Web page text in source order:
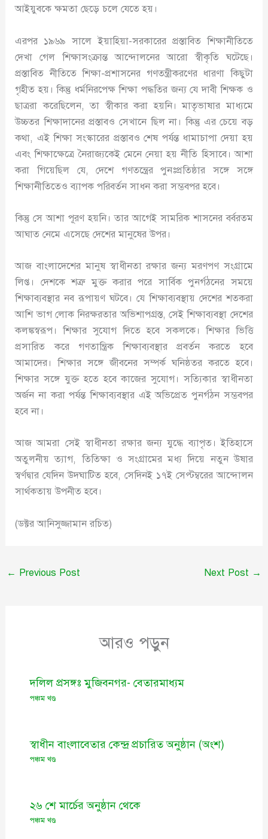
আইয়ুবকে ক্ষমতা ছেড়ে চলে যেতে হয়।
এরপর ১৯৬৯ সালে ইয়াহিয়া-সরকারের প্রস্তাবিত শিক্ষানীতিতে
দেখা গেল শিক্ষাসংক্রান্ত আন্দোলনের আরো স্বীকৃতি ঘটেছে।
প্রস্তাবিত নীতিতে শিক্ষা-প্রশাসনের গণতন্ত্রীকরণের ধারণা কিছুটা
গৃহীত হয়। কিন্তু ধর্মনিরপেক্ষ শিক্ষা পদ্ধতির জন্য যে দাবী শিক্ষক ও
ছাত্ররা করেছিলেন, তা স্বীকার করা হয়নি। মাতৃভাষার মাধ্যমে
উচ্চতর শিক্ষাদানের প্রস্তাবও সেখানে ছিল না। কিন্তু এর চেয়ে বড়
কথা, এই শিক্ষা সংস্কারের প্রস্তাবও শেষ পর্যন্ত ধামাচাপা দেয়া হয়
এবং শিক্ষাক্ষেত্রে নৈরাজ্যকেই মেনে নেয়া হয় নীতি হিসাবে। আশা
করা গিয়েছিল যে, দেশে গণতন্ত্রের পুনঃপ্রতিষ্ঠার সঙ্গে সঙ্গে
শিক্ষানীতিতেও ব্যাপক পরিবর্তন সাধন করা সম্ভবপর হবে।
কিন্তু সে আশা পূরণ হয়নি। তার আগেই সামরিক শাসনের বর্বরতম
আঘাত নেমে এসেছে দেশের মানুষের উপর।
আজ বাংলাদেশের মানুষ স্বাধীনতা রক্ষার জন্য মরণপণ সংগ্রামে
লিপ্ত। দেশকে শত্রু মুক্ত করার পরে সার্বিক পুনর্গঠনের সময়ে
শিক্ষাব্যবস্থার নব রূপায়ণ ঘটবে। যে শিক্ষাব্যবস্থায় দেশের শতকরা
আশি ভাগ লোক নিরক্ষরতার অভিশাপগ্রস্ত, সেই শিক্ষাব্যবস্থা দেশের
কলঙ্কস্বরূপ। শিক্ষার সুযোগ দিতে হবে সকলকে। শিক্ষার ভিত্তি
প্রসারিত করে গণতান্ত্রিক শিক্ষাব্যবস্থার প্রবর্তন করতে হবে
আমাদের। শিক্ষার সঙ্গে জীবনের সম্পর্ক ঘনিষ্ঠতর করতে হবে।
শিক্ষার সঙ্গে যুক্ত হতে হবে কাজের সুযোগ। সত্যিকার স্বাধীনতা
অর্জন না করা পর্যন্ত শিক্ষাব্যবস্থার এই অভিপ্রেত পুনর্গঠন সম্ভবপর
হবে না।
আজ আমরা সেই স্বাধীনতা রক্ষার জন্য যুদ্ধে ব্যাপৃত। ইতিহাসে
অতুলনীয় ত্যাগ, তিতিক্ষা ও সংগ্রামের মধ্য দিয়ে নতুন উষার
স্বর্ণদ্বার যেদিন উদঘাটিত হবে, সেদিনই ১৭ই সেপ্টম্বরের আন্দোলন
সার্থকতায় উপনীত হবে।
(ডক্টর আনিসুজ্জামান রচিত)
← Previous Post Next Post →
আরও পড়ুন
দলিল প্রসঙ্গঃ মুজিবনগর- বেতারমাধ্যম
পঞ্চম খণ্ড
স্বাধীন বাংলাবেতার কেন্দ্র প্রচারিত অনুষ্ঠান (অংশ)
পঞ্চম খণ্ড
২৬ শে মার্চের অনুষ্ঠান থেকে
পঞ্চম খণ্ড